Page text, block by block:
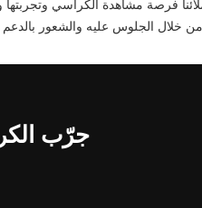
فرصة مشاهدة الكراسي
خلال الجلوس عليه والشعور بالدعم
جرّب